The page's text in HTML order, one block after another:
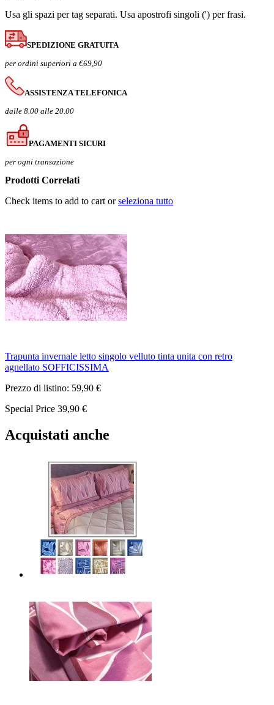
Usa gli spazi per tag separati. Usa apostrofi singoli (') per frasi.
SPEDIZIONE GRATUITA
per ordini superiori a €69,90
ASSISTENZA TELEFONICA
dalle 8.00 alle 20.00
PAGAMENTI SICURI
per ogni transazione
Prodotti Correlati
Check items to add to cart orseleziona tutto
Trapunta invernale letto singolo velluto tinta unita con retro
agnellato SOFFICISSIMA
Prezzo di listino: 59,90 €
Special Price 39,90 €
Acquistati anche